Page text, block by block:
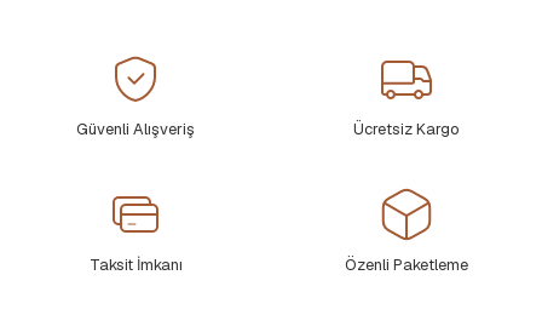
Güvenli Alışveriş Ücretsiz Kargo
Taksit İmkanı Özenli Paketleme